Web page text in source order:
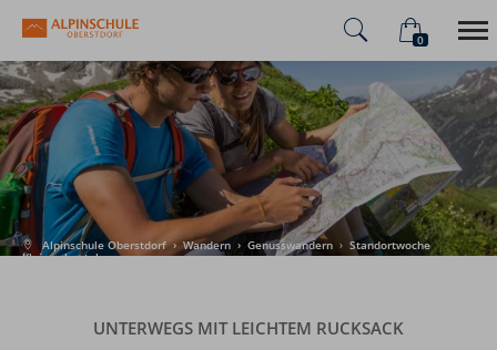
Alpinschule
Alpenüberquerung
Sommer
Winter
0
×
Warenkorb ist leer
Alpinschule Oberstdorf › Wandern › Genusswandern › Standortwoche
Kleinwalsertal
UNTERWEGS MIT LEICHTEM RUCKSACK